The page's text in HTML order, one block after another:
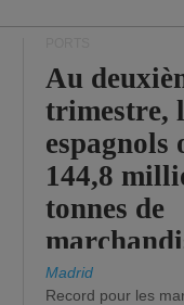
Au
trimestre,
144,8
tonnes de
(+2,9%).
Madrid
Record pour les